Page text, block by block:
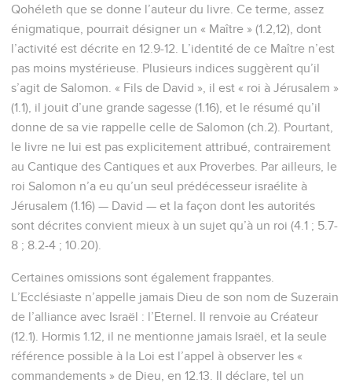
Qohéleth que se donne l’auteur du livre. Ce terme, assez
énigmatique, pourrait désigner un « Maître » (1.2,12), dont
l’activité est décrite en 12.9-12. L’identité de ce Maître n’est
pas moins mystérieuse. Plusieurs indices suggèrent qu’il
s’agit de Salomon. « Fils de David », il est « roi à Jérusalem »
(1.1), il jouit d’une grande sagesse (1.16), et le résumé qu’il
donne de sa vie rappelle celle de Salomon (ch.2). Pourtant,
le livre ne lui est pas explicitement attribué, contrairement
au Cantique des Cantiques et aux Proverbes. Par ailleurs, le
roi Salomon n’a eu qu’un seul prédécesseur israélite à
Jérusalem (1.16) — David — et la façon dont les autorités
sont décrites convient mieux à un sujet qu’à un roi (4.1 ; 5.7-
8 ; 8.2-4 ; 10.20).
Certaines omissions sont également frappantes.
L’Ecclésiaste n’appelle jamais Dieu de son nom de Suzerain
de l’alliance avec Israël : l’Eternel. Il renvoie au Créateur
(12.1). Hormis 1.12, il ne mentionne jamais Israël, et la seule
référence possible à la Loi est l’appel à observer les «
commandements » de Dieu, en 12.13. Il déclare, tel un